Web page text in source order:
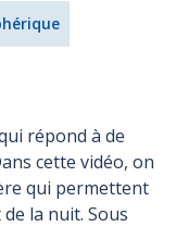
répond à de
cette vidéo, on
qui permettent
la nuit. Sous